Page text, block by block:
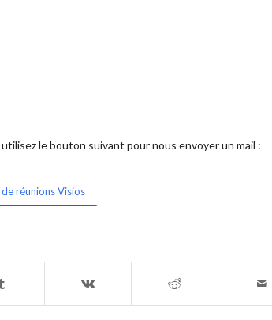
le bouton suivant pour nous envoyer un mail :
réunions Visios